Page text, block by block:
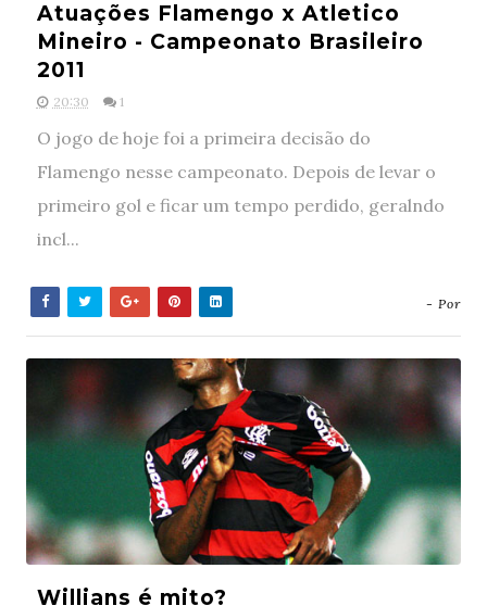
Atuações Flamengo x Atletico
Mineiro - Campeonato Brasileiro
2011
20:30 1
O jogo de hoje foi a primeira decisão do
Flamengo nesse campeonato. Depois de levar o
primeiro gol e ficar um tempo perdido, geralndo
incl...
- Por
Willians é mito?